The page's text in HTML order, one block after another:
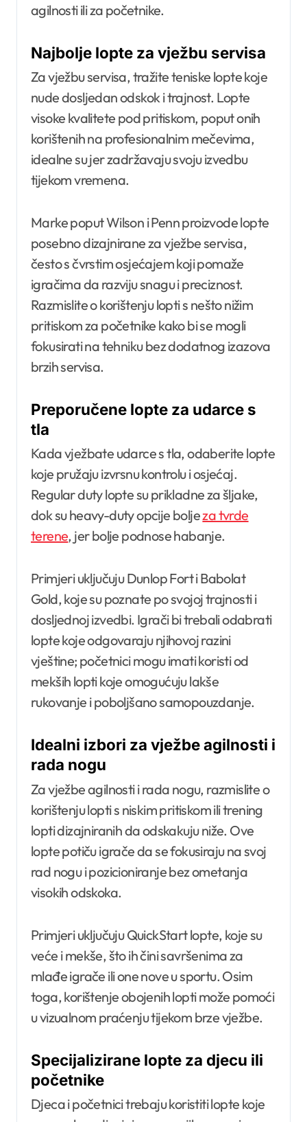
agilnosti ili za početnike.
Najbolje lopte za vježbu servisa
Za vježbu servisa, tražite teniske lopte koje
nude dosljedan odskok i trajnost. Lopte
visoke kvalitete pod pritiskom, poput onih
korištenih na profesionalnim mečevima,
idealne su jer zadržavaju svoju izvedbu
tijekom vremena.
Marke poput Wilson i Penn proizvode lopte
posebno dizajnirane za vježbe servisa,
često s čvrstim osjećajem koji pomaže
igračima da razviju snagu i preciznost.
Razmislite o korištenju lopti s nešto nižim
pritiskom za početnike kako bi se mogli
fokusirati na tehniku bez dodatnog izazova
brzih servisa.
Preporučene lopte za udarce s
tla
Kada vježbate udarce s tla, odaberite lopte
koje pružaju izvrsnu kontrolu i osjećaj.
Regular duty lopte su prikladne za šljake,
dok su heavy-duty opcije boljeza tvrde
terene, jer bolje podnose habanje.
Primjeri uključuju Dunlop Fort i Babolat
Gold, koje su poznate po svojoj trajnosti i
dosljednoj izvedbi. Igrači bi trebali odabrati
lopte koje odgovaraju njihovoj razini
vještine; početnici mogu imati koristi od
mekših lopti koje omogućuju lakše
rukovanje i poboljšano samopouzdanje.
Idealni izbori za vježbe agilnosti i
rada nogu
Za vježbe agilnosti i rada nogu, razmislite o
korištenju lopti s niskim pritiskom ili trening
lopti dizajniranih da odskakuju niže. Ove
lopte potiču igrače da se fokusiraju na svoj
rad nogu i pozicioniranje bez ometanja
visokih odskoka.
Primjeri uključuju QuickStart lopte, koje su
veće i mekše, što ih čini savršenima za
mlađe igrače ili one nove u sportu. Osim
toga, korištenje obojenih lopti može pomoći
u vizualnom praćenju tijekom brze vježbe.
Specijalizirane lopte za djecu ili
početnike
Djeca i početnici trebaju koristiti lopte koje